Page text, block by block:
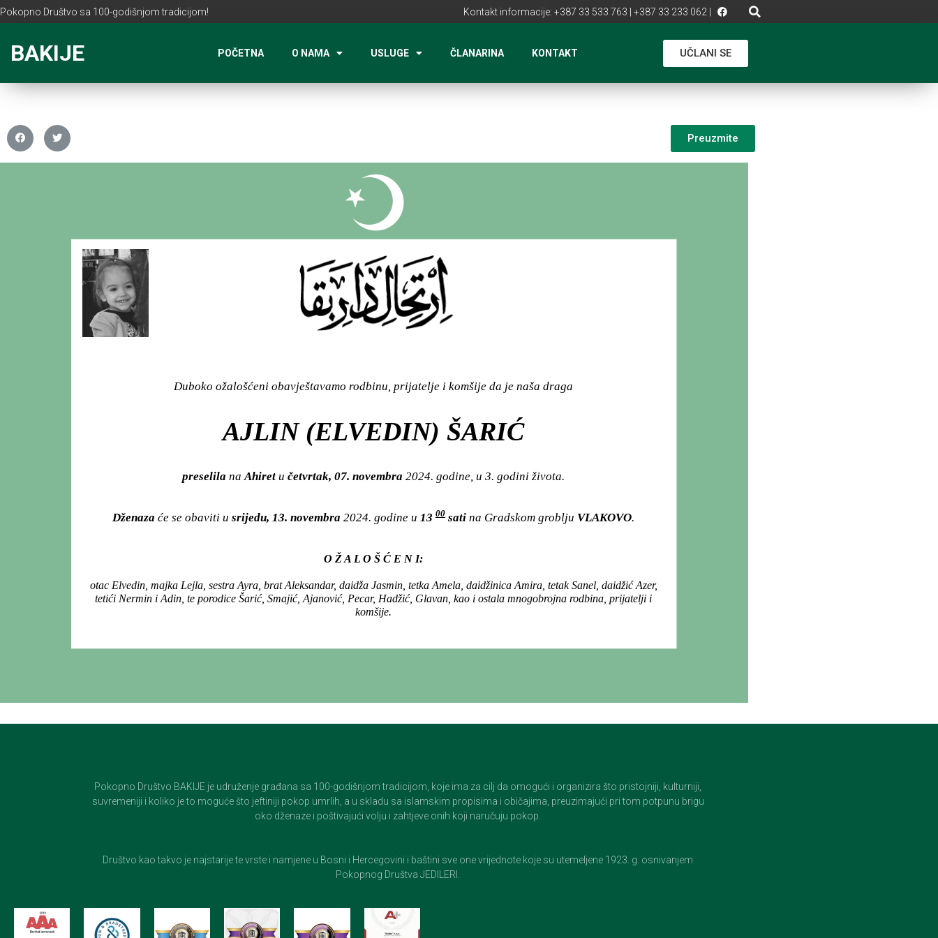
Pokopno Društvo sa 100-godišnjom tradicijom! Kontakt informacije: +387 33 533 763 | +387 33 233 062 |
BAKIJE POČETNA O NAMA USLUGE ČLANARINA KONTAKT UČLANI SE
Preuzmite
Duboko ožalošćeni obavještavamo rodbinu, prijatelje i komšije da je naša draga
AJLIN (ELVEDIN) ŠARIĆ
preselila naAhiret u četvrtak, 07. novembra 2024. godine, u 3. godini života.
Dženaza će se obaviti u srijedu, 13. novembra 2024. godine u 13 00 sati na Gradskom groblju VLAKOVO.
O Ž A L O Š Ć E N I:
otac Elvedin, majka Lejla, sestra Ayra, brat Aleksandar, daidža Jasmin, tetka Amela, daidžinica Amira, tetak Sanel, daidžić Azer,
tetići Nermin i Adin, te porodice Šarić, Smajić, Ajanović, Pecar, Hadžić, Glavan, kao i ostala mnogobrojna rodbina, prijatelji i
komšije.
Pokopno Društvo BAKIJE je udruženje građana sa 100-godišnjom tradicijom, koje ima za cilj da omogući i organizira što pristojniji, kulturniji,
suvremeniji i koliko je to moguće što jeftiniji pokop umrlih, a u skladu sa islamskim propisima i običajima, preuzimajući pri tom potpunu brigu
oko dženaze i poštivajući volju i zahtjeve onih koji naručuju pokop.
Društvo kao takvo je najstarije te vrste i namjene u Bosni i Hercegovini i baštini sve one vrijednote koje su utemeljene 1923. g. osnivanjem
Pokopnog Društva JEDILERI.